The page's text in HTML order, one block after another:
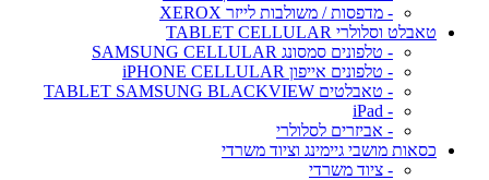
- מדפסות / משולבות לייזר XEROX
טאבלט וסלולרי TABLET CELLULAR
- טלפונים סמסונג SAMSUNG CELLULAR
- טלפונים אייפון iPHONE CELLULAR
- טאבלטים TABLET SAMSUNG BLACKVIEW
- iPad
- אביזרים לסלולרי
כסאות מושבי גיימינג וציוד משרדי
- ציוד משרדי